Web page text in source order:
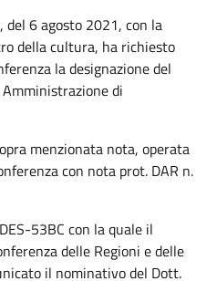
del 6 agosto 2021, con la
della cultura, ha richiesto
la designazione del
di
menzionata nota, operata
con nota prot. DAR n.
53BC con la quale il
delle Regioni e delle
il nominativo del Dott.